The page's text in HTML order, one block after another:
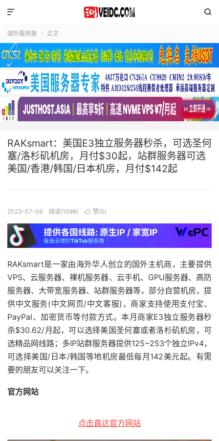


国外服务器  正文
RAKsmart：美国E3独立服务器秒杀，可选圣何
塞/洛杉矶机房，月付$30起，站群服务器可选
美国/香港/韩国/日本机房，月付$142起
2023-07-08 阅读(1086)  赞(0)
RAKsmart是一家由海外华人创立的国外主机商，主要提供
VPS、云服务器、裸机服务器、云手机、GPU服务器、高防
服务器、大带宽服务器、站群服务器等，部分自营机房，提
供中文服务(中文网页/中文客服)，商家支持使用支付宝、
PayPal、加密货币等付款方式。本月商家E3独立服务器秒
杀$30.62/月起，可以选择美国圣何塞或者洛杉矶机房，可
选精品网线路；多IP站群服务器提供125~253个独立IPv4，
可选择美国/日本/韩国等地机房最低每月142美元起。有需
要的朋友可以关注一下。
官方网站
点击直达官方网站